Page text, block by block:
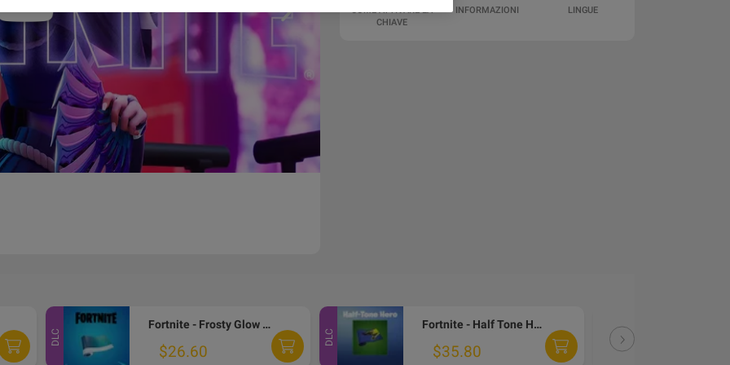
COME ATTIVARE LA
CHIAVE
INFORMAZIONI LINGUE
DLC
Fortnite - Frosty Glow Wrap DLC PC Epic Games CD Key
$26.60
DLC
Fortnite - Half Tone Hero Wrap DLC PC Epic Games CD Key
$35.80